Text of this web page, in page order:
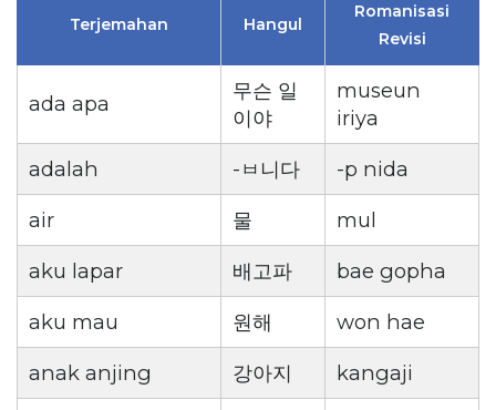
Terjemahan Hangul
Romanisasi
Revisi
ada apa
무슨 일
이야
museun
iriya
adalah
-ㅂ니다
-p nida
air
물
mul
aku lapar
배고파
bae gopha
aku mau
원해
won hae
anak anjing
강아지
kangaji